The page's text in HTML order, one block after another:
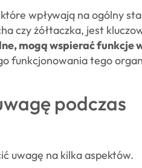
wpływają na ogólny
czy żółtaczka, jest
mogą wspierać funkcje
funkcjonowania tego
podczas
uwagę na kilka aspektów.